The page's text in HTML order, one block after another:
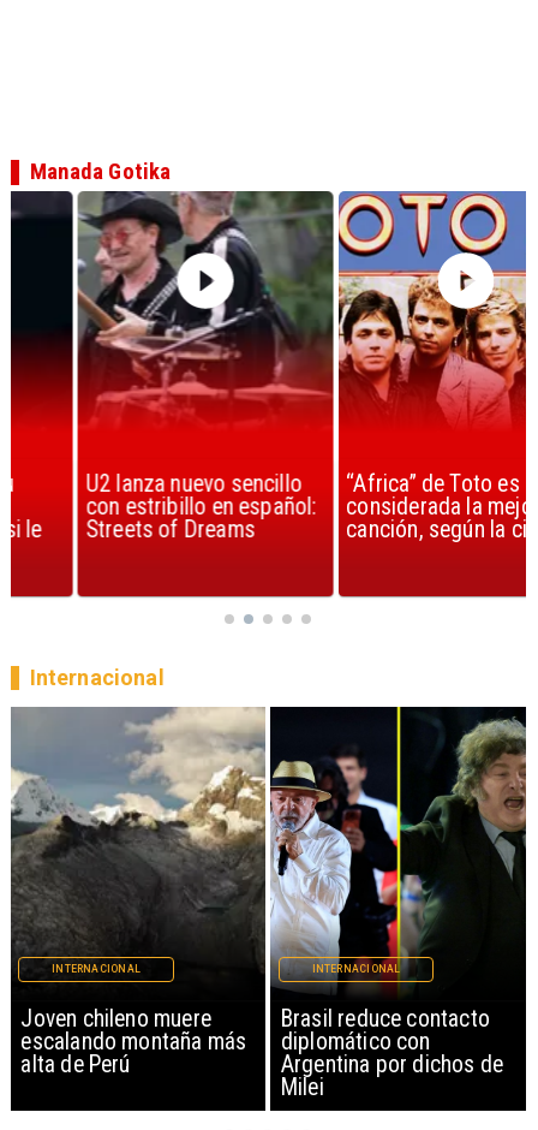
U2 lanza nuevo sencillo
con estribillo en español:
Streets of Dreams
“Africa” de Toto es
considerada la mejor
canción, según la ciencia
Manada Gotika
Brasil reduce contacto
diplomático con
Argentina por dichos de
INTERNACIONAL
China restringe
exportación de drones a
EEUU y sanciona
empresas
INTERNACIONAL
Internacional